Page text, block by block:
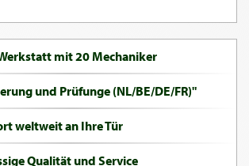
mit 20 Mechaniker
und Prüfunge (NL/BE/DE/FR)"
weltweit an Ihre Tür
Qualität und Service